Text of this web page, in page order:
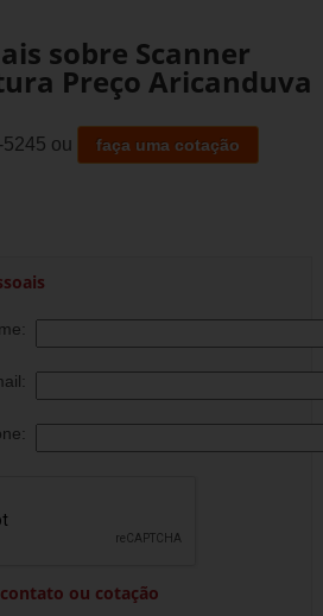
sobre Scanner
Preço Aricanduva
5245 ou faça uma cotação
ou cotação